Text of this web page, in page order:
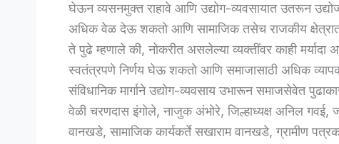
घेऊन व्यसनमुक्त राहावे आणि उद्योग-व्यवसायात उतरून
अधिक वेळ देऊ शकतो आणि सामाजिक तसेच राजकीय क्षेत्रात
ते पुढे म्हणाले की, नोकरीत असलेल्या व्यक्तींवर काही मर्यादा
स्वतंत्रपणे निर्णय घेऊ शकतो आणि समाजासाठी अधिक
संविधानिक मार्गाने उद्योग-व्यवसाय उभारून समाजसेवेत
वेळी चरणदास इंगोले, नाजुक अंभोरे, जिल्हाध्यक्ष अनिल गवई,
वानखडे, सामाजिक कार्यकर्ते सखाराम वानखडे, ग्रामीण